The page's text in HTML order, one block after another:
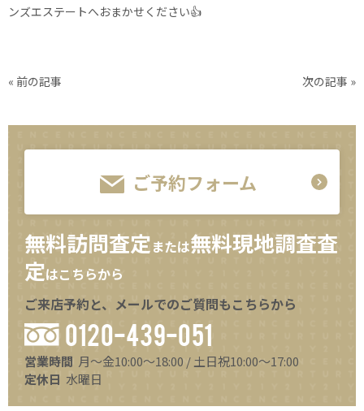
ンズエステートへおまかせください👍
« 前の記事 次の記事 »
ご予約フォーム
無料訪問査定または無料現地調査査
定はこちらから
ご来店予約と、メールでのご質問もこちらから
0120-439-051
営業時間 月～金10:00～18:00 / 土日祝10:00～17:00
定休日 水曜日